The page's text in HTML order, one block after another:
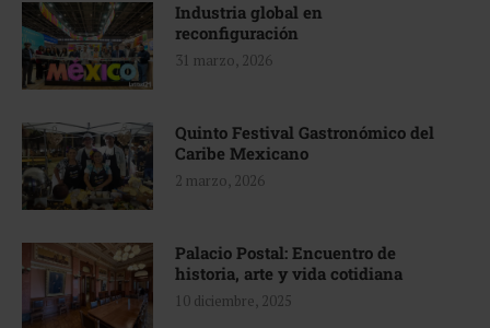
Industria global en
reconfiguración
31 marzo, 2026
Quinto Festival Gastronómico del
Caribe Mexicano
2 marzo, 2026
Palacio Postal: Encuentro de
historia, arte y vida cotidiana
10 diciembre, 2025